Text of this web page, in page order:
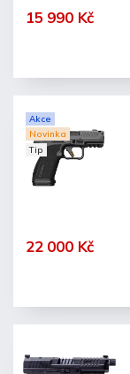
15 990 Kč
Akce
Novinka
Tip
22 000 Kč